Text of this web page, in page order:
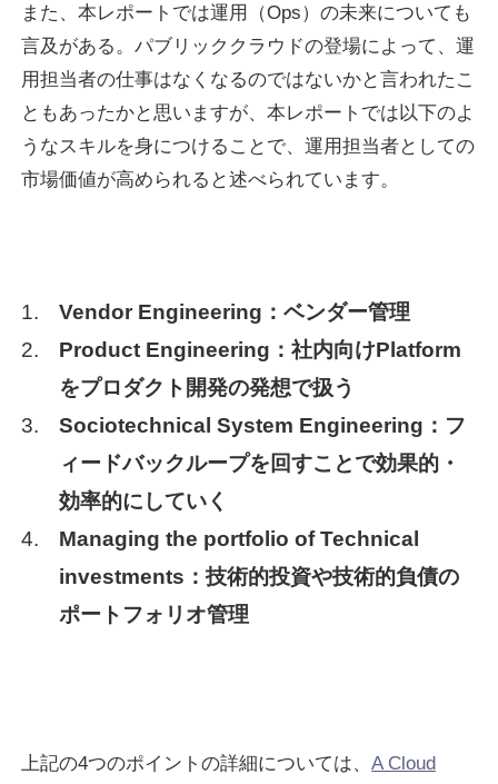
また、本レポートでは運用（Ops）の未来についても
言及がある。パブリッククラウドの登場によって、運
用担当者の仕事はなくなるのではないかと言われたこ
ともあったかと思いますが、本レポートでは以下のよ
うなスキルを身につけることで、運用担当者としての
市場価値が高められると述べられています。
Vendor Engineering：ベンダー管理
Product Engineering：社内向けPlatform
をプロダクト開発の発想で扱う
Sociotechnical System Engineering：フ
ィードバックループを回すことで効果的・
効率的にしていく
Managing the portfolio of Technical
investments：技術的投資や技術的負債の
ポートフォリオ管理
上記の4つのポイントの詳細については、A Cloud